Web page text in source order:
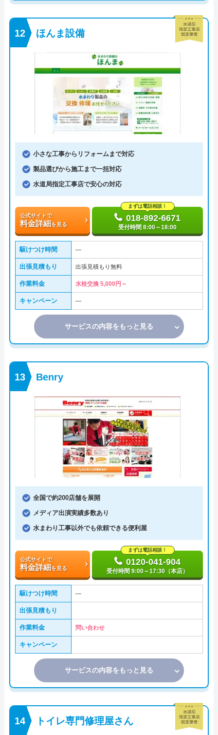
ほんま設備
小さな工事からリフォームまで対応
製品選びから施工まで一括対応
水道局指定工事店で安心の対応
公式サイトで
料金詳細を見る
まずは電話相談！
018-892-6671
受付時間 8:00～18:00
駆けつけ時間 ―
出張見積もり 出張見積もり無料
作業料金 水栓交換 5,000円～
キャンペーン ―
サービスの内容をもっと見る
Benry
全国で約200店舗を展開
メディア出演実績多数あり
水まわり工事以外でも依頼できる便利屋
公式サイトで
料金詳細を見る
まずは電話相談！
0120-041-904
受付時間 9:00～17:30（本店）
駆けつけ時間 ―
出張見積もり
作業料金 問い合わせ
キャンペーン
サービスの内容をもっと見る
トイレ専門修理屋さん